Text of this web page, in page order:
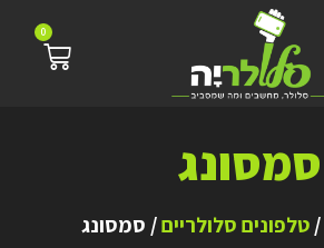
0
סמסונג
/ טלפונים סלולריים/ סמסונג